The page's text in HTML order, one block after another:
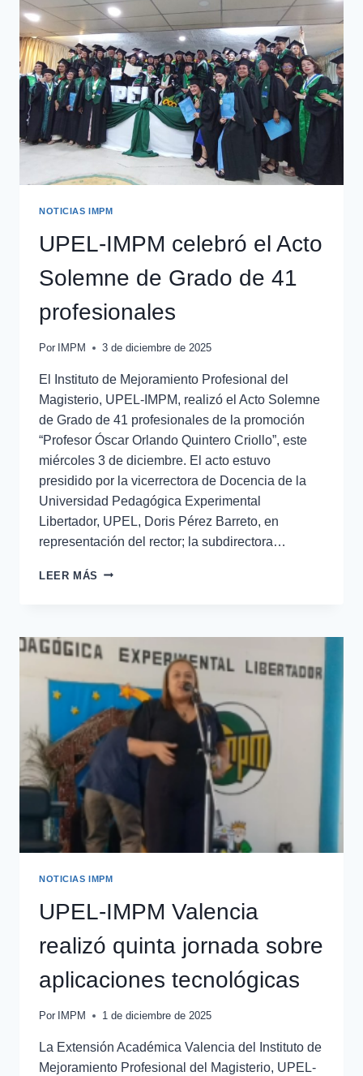
NOTICIAS IMPM
UPEL-IMPM celebró el Acto
Solemne de Grado de 41
profesionales
Por IMPM 3 de diciembre de 2025
El Instituto de Mejoramiento Profesional del
Magisterio, UPEL-IMPM, realizó el Acto Solemne
de Grado de 41 profesionales de la promoción
“Profesor Óscar Orlando Quintero Criollo”, este
miércoles 3 de diciembre. El acto estuvo
presidido por la vicerrectora de Docencia de la
Universidad Pedagógica Experimental
Libertador, UPEL, Doris Pérez Barreto, en
representación del rector; la subdirectora…
LEER MÁS
NOTICIAS IMPM
UPEL-IMPM Valencia
realizó quinta jornada sobre
aplicaciones tecnológicas
Por IMPM 1 de diciembre de 2025
La Extensión Académica Valencia del Instituto de
Mejoramiento Profesional del Magisterio, UPEL-